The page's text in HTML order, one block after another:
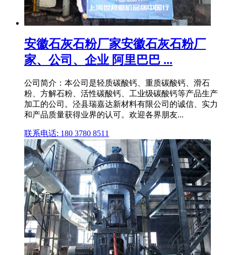
安徽石灰石粉厂家安徽石灰石粉厂
家、公司、企业 阿里巴巴 ...
公司简介：本公司是轻质碳酸钙、重质碳酸钙、滑石
粉、方解石粉、活性碳酸钙、工业级碳酸钙等产品生产
加工的公司。泾县瑞嘉达新材料有限公司的诚信、实力
和产品质量获得业界的认可。欢迎各界朋友...
联系电话: 180 3780 8511